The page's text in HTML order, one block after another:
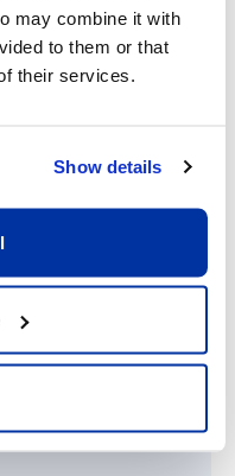
may combine it with
to them or that
their services.
Show details
adulte pour
que chaque
qu'il ou elle
se consacrer
de leur apporter